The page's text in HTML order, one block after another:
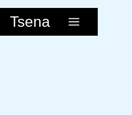
Aller
au
contenu
Tsena